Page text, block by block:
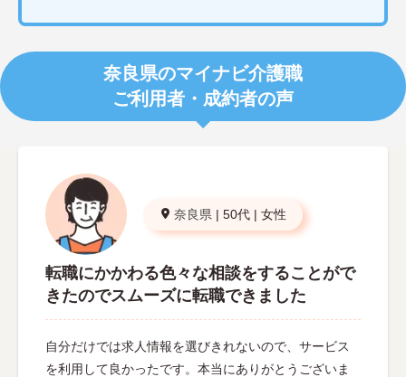
奈良県のマイナビ介護職
ご利用者・成約者の声
奈良県 | 50代 | 女性
転職にかかわる色々な相談をすることがで
きたのでスムーズに転職できました
自分だけでは求人情報を選びきれないので、サービス
を利用して良かったです。本当にありがとうございま